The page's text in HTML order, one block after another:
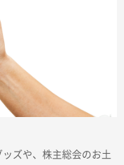
ズや、株主総会のお土